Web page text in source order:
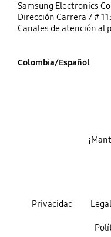
Samsung Electronics
Dirección Carrera 7 #
Canales de atención al
Colombia/Español
Privacidad Legal